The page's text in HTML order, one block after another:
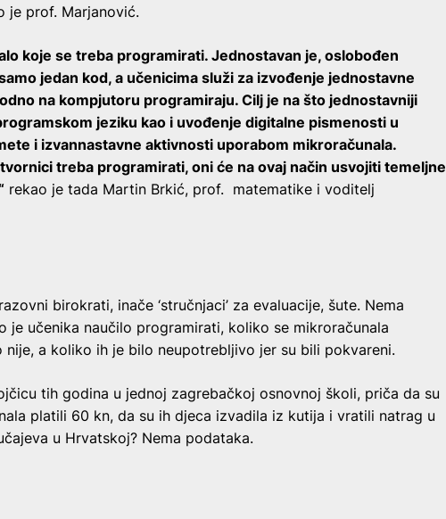
je prof. Marjanović.
koje se treba programirati. Jednostavan je, oslobođen
jedan kod, a učenicima služi za izvođenje jednostavne
na kompjutoru programiraju. Cilj je na što jednostavniji
jeziku kao i uvođenje digitalne pismenosti u
i izvannastavne aktivnosti uporabom mikroračunala.
treba programirati, oni će na ovaj način usvojiti temeljne
rekao je tada Martin Brkić, prof. matematike i voditelj
birokrati, inače ‘stručnjaci’ za evaluacije, šute. Nema
je učenika naučilo programirati, koliko se mikroračunala
a koliko ih je bilo neupotrebljivo jer su bili pokvareni.
tih godina u jednoj zagrebačkoj osnovnoj školi, priča da su
platili 60 kn, da su ih djeca izvadila iz kutija i vratili natrag u
u Hrvatskoj? Nema podataka.